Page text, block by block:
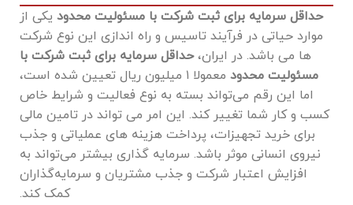
حداقل سرمایه برای ثبت شرکت با مسئولیت محدود یکی از
موارد حیاتی در فرآیند تاسیس و راه اندازی این نوع شرکت
ها می باشد. در ایران،حداقل سرمایه برای ثبت شرکت با
مسئولیت محدود
معمولا ۱ میلیون ریال تعیین شده است،
اما این رقم می‌تواند بسته به نوع فعالیت و شرایط خاص
کسب ‌و کار شما تغییر کند. این امر می‌ تواند در تامین مالی
برای خرید تجهیزات، پرداخت هزینه‌ های عملیاتی و جذب
نیروی انسانی موثر باشد. سرمایه ‌گذاری بیشتر می‌تواند به
افزایش اعتبار شرکت و جذب مشتریان و سرمایه‌گذاران
کمک کند.